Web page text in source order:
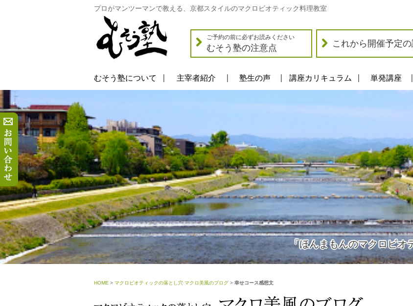
プロがマンツーマンで教える、京都スタイルのマクロビオティック料理教室
ご予約の前に必ずお読みください
むそう塾の注意点 これから開催予定
むそう塾について 主宰者紹介 塾生の声 講座カリキュラム 単発講座
「ほんまもんのマクロビオ
HOME > マクロビオティックの落とし穴 マクロ美風のブログ > 幸せコース感想文